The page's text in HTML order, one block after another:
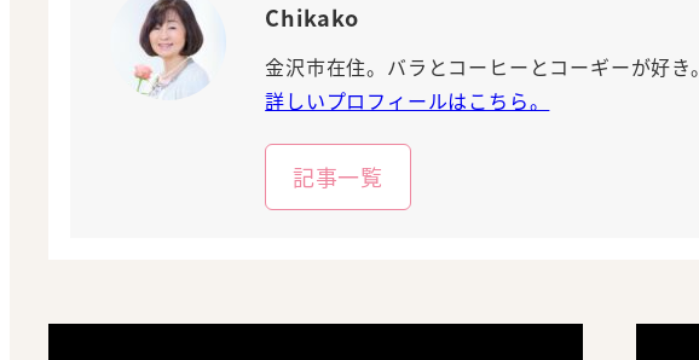
Chikako
金沢市在住。バラとコーヒーとコーギーが好き。
詳しいプロフィールはこちら。
記事一覧